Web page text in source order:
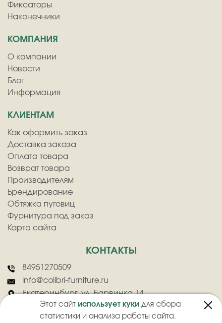
Этот сайт использует куки для сбора
статистики и анализа работы сайта.
Фиксаторы
Наконечники
КОМПАНИЯ
О компании
Новости
Блог
Информация
КЛИЕНТАМ
Как оформить заказ
Доставка заказа
Оплата товара
Возврат товара
Производителям
Брендирование
Обтяжка пуговиц
Фурнитура под заказ
Карта сайта
КОНТАКТЫ
84951270509
info@colibri-furniture.ru
Екатеринбург, ул. Барвинка 14